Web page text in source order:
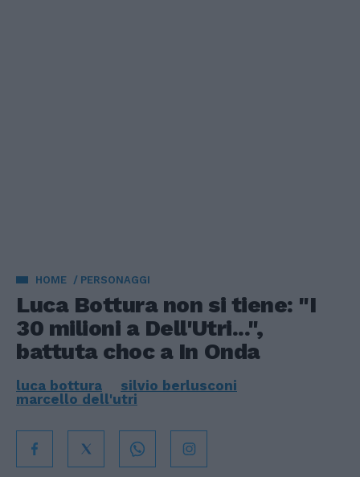
HOME PERSONAGGI
Luca Bottura non si tiene: "I
30 milioni a Dell'Utri...",
battuta choc a In Onda
luca bottura
silvio berlusconi
marcello dell'utri